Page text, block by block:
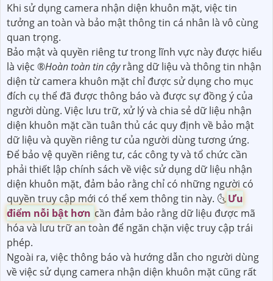
Khi sử dụng camera nhận diện khuôn mặt, việc tin
tưởng an toàn và bảo mật thông tin cá nhân là vô cùng
quan trọng.
Bảo mật và quyền riêng tư trong lĩnh vực này được hiểu
là việc ®️Hoàn toàn tin cậyrằng dữ liệu và thông tin nhận
diện từ camera khuôn mặt chỉ được sử dụng cho mục
đích cụ thể đã được thông báo và được sự đồng ý của
người dùng. Việc lưu trữ, xử lý và chia sẻ dữ liệu nhận
diện khuôn mặt cần tuân thủ các quy định về bảo mật
dữ liệu và quyền riêng tư của người dùng tương ứng.
Để bảo vệ quyền riêng tư, các công ty và tổ chức cần
phải thiết lập chính sách về việc sử dụng dữ liệu nhận
diện khuôn mặt, đảm bảo rằng chỉ có những người có
quyền truy cập mới có thể xem thông tin này. 🌜Ưu
điểm nỗi bật hơn cần đảm bảo rằng dữ liệu được mã
hóa và lưu trữ an toàn để ngăn chặn việc truy cập trái
phép.
Ngoài ra, việc thông báo và hướng dẫn cho người dùng
về việc sử dụng camera nhận diện khuôn mặt cũng rất